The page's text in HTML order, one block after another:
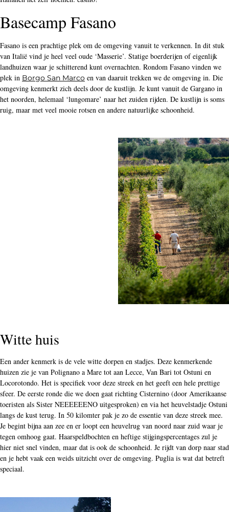
Basecamp Fasano
Fasano is een prachtige plek om de omgeving vanuit te verkennen. In dit stuk
van Italië vind je heel veel oude ‘Masserie’. Statige boerderijen of eigenlijk
landhuizen waar je schitterend kunt overnachten. Rondom Fasano vinden we
plek in Borgo San Marco en van daaruit trekken we de omgeving in. Die
omgeving kenmerkt zich deels door de kustlijn. Je kunt vanuit de Gargano in
het noorden, helemaal ‘lungomare’ naar het zuiden rijden. De kustlijn is soms
ruig, maar met veel mooie rotsen en andere natuurlijke schoonheid.
Witte huis
Een ander kenmerk is de vele witte dorpen en stadjes. Deze kenmerkende
huizen zie je van Polignano a Mare tot aan Lecce, Van Bari tot Ostuni en
Locorotondo. Het is specifiek voor deze streek en het geeft een hele prettige
sfeer. De eerste ronde die we doen gaat richting Cisternino (door Amerikaanse
toeristen als Sister NEEEEEENO uitgesproken) en via het heuvelstadje Ostuni
langs de kust terug. In 50 kilomter pak je zo de essentie van deze streek mee.
Je begint bijna aan zee en er loopt een heuvelrug van noord naar zuid waar je
tegen omhoog gaat. Haarspeldbochten en heftige stijgingspercentages zul je
hier niet snel vinden, maar dat is ook de schoonheid. Je rijdt van dorp naar stad
en je hebt vaak een weids uitzicht over de omgeving. Puglia is wat dat betreft
speciaal.